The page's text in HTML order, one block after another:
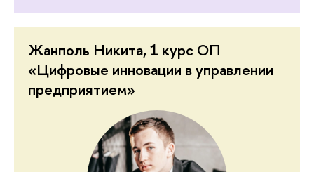
Жанполь Никита, 1 курс ОП
«Цифровые инновации в управлении
предприятием»